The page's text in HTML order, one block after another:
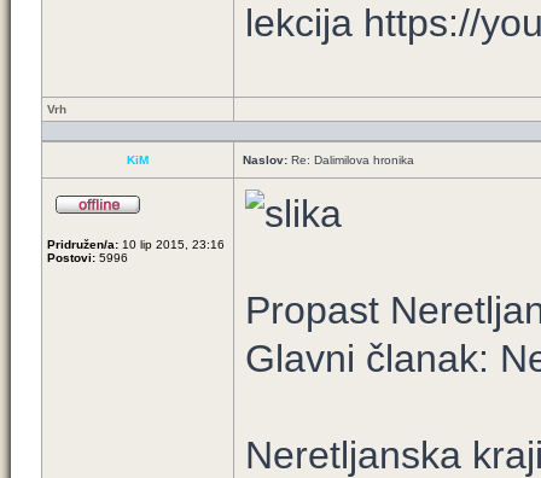
lekcija https://
Vrh
KiM Naslov: Re: Dalimilova hronika
Pridružen/a: 10 lip 2015, 23:16
Postovi: 5996
Propast
Glavni članak:
Neretljanska